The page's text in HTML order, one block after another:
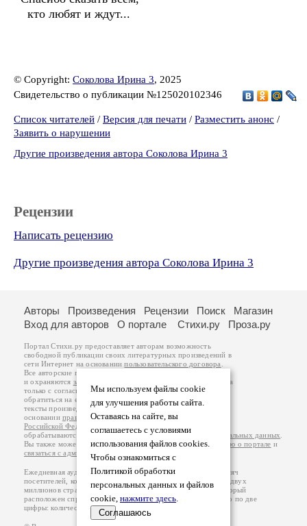
кто любят и ждут...
© Copyright: Соколова Ирина 3, 2025
Свидетельство о публикации №125020102346
Список читателей / Версия для печати / Разместить анонс /
Заявить о нарушении
Другие произведения автора Соколова Ирина 3
Рецензии
Написать рецензию
Другие произведения автора Соколова Ирина 3
Мы используем файлы cookie
для улучшения работы сайта.
Оставаясь на сайте, вы
соглашаетесь с условиями
использования файлов cookies.
Чтобы ознакомиться с
Политикой обработки
персональных данных и файлов
cookie, нажмите здесь.
Соглашаюсь
Авторы Произведения Рецензии Поиск
Магазин
Вход для авторов
О портале Стихи.ру Проза.ру
Портал Стихи.ру предоставляет авторам возможность
свободной публикации своих литературных произведений в
сети Интернет на основаниипользовательского договора
Все авторские права на произведения принадлежат авторам
и охраняются законом
. Перепечатка произведений возможна
только с согласия его автора, к которому вы можете
обратиться на его авторской странице. Ответственность за
тексты произведений авторы несут самостоятельно на
основанииправил публикацииизаконодательства
Российской Федерации
обрабатываются на основанииПолитики обработки персональных данных
Вы также можете посмотреть более подробнуюинформацию о портале и
связаться с администрацией
Ежедневная аудитория портала Стихи.ру – порядка 200 тысяч
посетителей, которые в общей сумме просматривают более двух
миллионов страниц по данным счетчика посещаемости, который
расположен справа от этого текста. В каждой графе указано по две
цифры: количество просмотров и количество посетителей.